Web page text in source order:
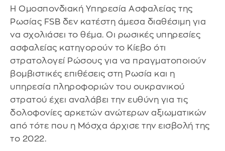
Η Ομοσπονδιακή Υπηρεσία Ασφαλείας της
Ρωσίας FSB δεν κατέστη άμεσα διαθέσιμη για
να σχολιάσει το θέμα. Οι ρωσικές υπηρεσίες
ασφαλείας κατηγορούν το Κίεβο ότι
στρατολογεί Ρώσους για να πραγματοποιούν
βομβιστικές επιθέσεις στη Ρωσία και η
υπηρεσία πληροφοριών του ουκρανικού
στρατού έχει αναλάβει την ευθύνη για τις
δολοφονίες αρκετών ανώτερων αξιωματικών
από τότε που η Μόσχα άρχισε την εισβολή της
το 2022.